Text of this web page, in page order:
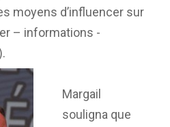
moyens d’influencer sur
– informations -
Margail
souligna que